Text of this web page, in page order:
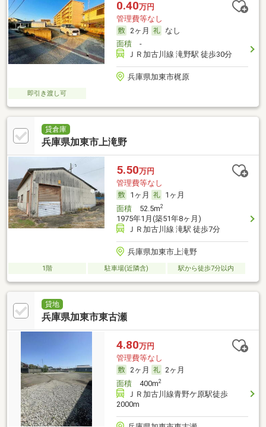
0.40万円
管理費等なし
2ヶ月
なし
面積-
ＪＲ加古川線 滝野駅 徒歩30分
兵庫県加東市梶原
即引き渡し可
貸倉庫
兵庫県加東市上滝野
5.50万円
管理費等なし
1ヶ月
1ヶ月
面積52.5m2
1975年1月(築51年8ヶ月)
ＪＲ加古川線 滝駅 徒歩7分
兵庫県加東市上滝野
1階 駐車場(近隣含) 駅から徒歩7分以内
貸地
兵庫県加東市東古瀬
4.80万円
管理費等なし
2ヶ月
2ヶ月
面積400m2
ＪＲ加古川線青野ケ原駅徒歩
2000m